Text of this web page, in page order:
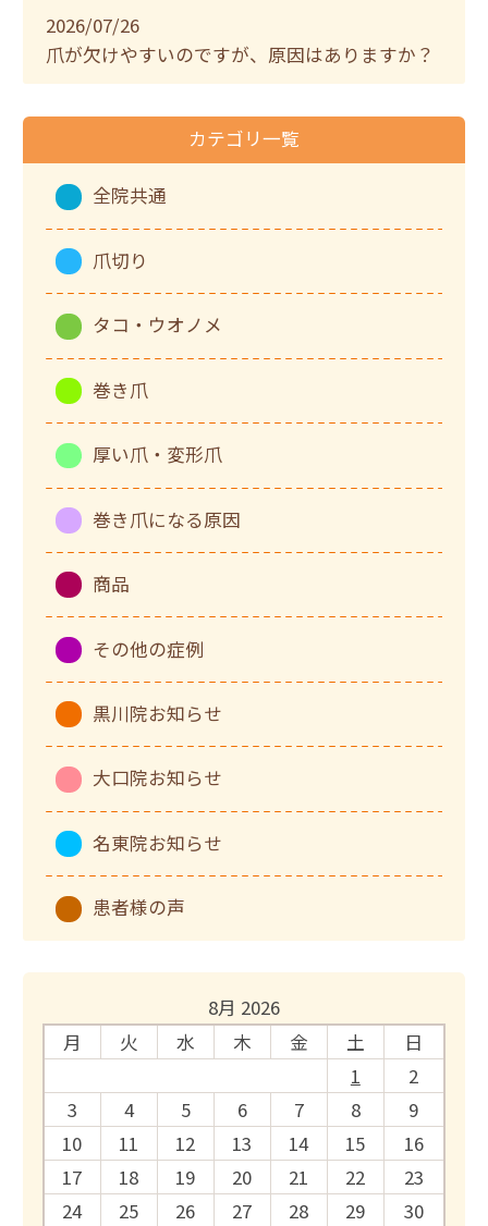
2026/07/26
爪が欠けやすいのですが、原因はありますか？
カテゴリ一覧
全院共通
爪切り
タコ・ウオノメ
巻き爪
厚い爪・変形爪
巻き爪になる原因
商品
その他の症例
黒川院お知らせ
大口院お知らせ
名東院お知らせ
患者様の声
8月 2026
月
火 水 木 金 土
日
1
2
3
4 5 6 7 8
9
10
11 12 13 14 15
16
17
18 19 20 21 22
23
24
25 26 27 28 29
30